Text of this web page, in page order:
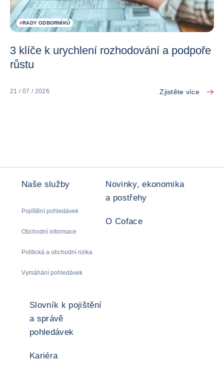
#RADY ODBORNÍKŮ
3 klíče k urychlení rozhodování a podpoře
růstu
21 / 07 / 2026 Zjistěte více
Naše služby
Pojištění pohledávek
Obchodní informace
Politická a obchodní rizika
Vymáhání pohledávek
Novinky, ekonomika
a postřehy
O Coface
Slovník k pojištění
a správě
pohledávek
Kariéra